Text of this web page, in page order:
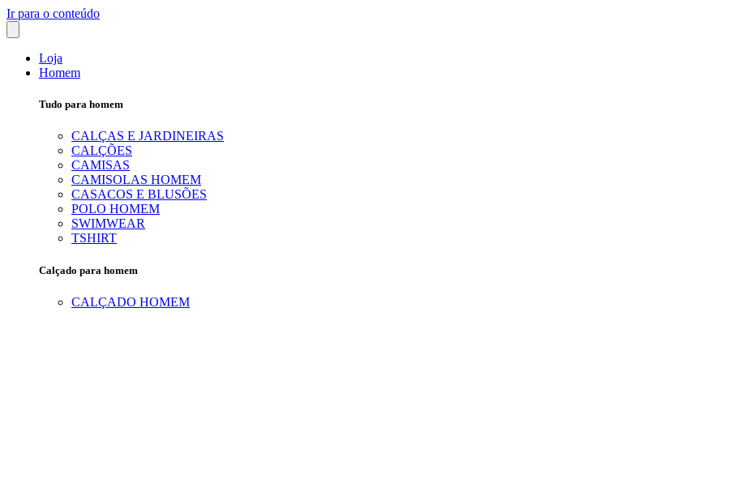
Ir para o conteúdo
Loja
Homem
Tudo para homem
CALÇAS E JARDINEIRAS
CALÇÕES
CAMISAS
CAMISOLAS HOMEM
CASACOS E BLUSÕES
POLO HOMEM
SWIMWEAR
TSHIRT
Calçado para homem
CALÇADO HOMEM